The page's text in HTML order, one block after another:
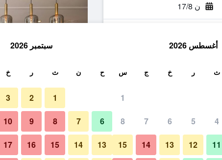
ن 17/8
في الليلة مطعم
أغسطس 2026
ث ر خ ج س
1
4
5
6
7
8
11
12
13
14
15
سبتمبر 2026
ح ن ث ر خ
1
2
3
6
7
8
9
10
13
14
15
16
17